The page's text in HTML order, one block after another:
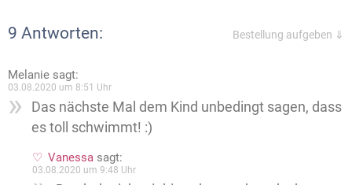
9 Antworten: Bestellung aufgeben ⇓
Melanie sagt:
03.08.2020 um 8:51 Uhr
Das nächste Mal dem Kind unbedingt sagen, dass
es toll schwimmt! :)
Vanessa sagt:
03.08.2020 um 9:48 Uhr